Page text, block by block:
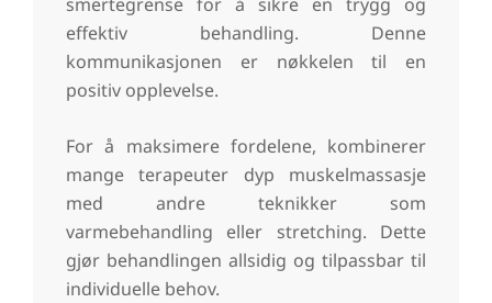
effektiv behandling. Denne
kommunikasjonen er nøkkelen til en
positiv opplevelse.
For å maksimere fordelene, kombinerer
mange terapeuter dyp muskelmassasje
med andre teknikker som
varmebehandling eller stretching. Dette
gjør behandlingen allsidig og tilpassbar til
individuelle behov.